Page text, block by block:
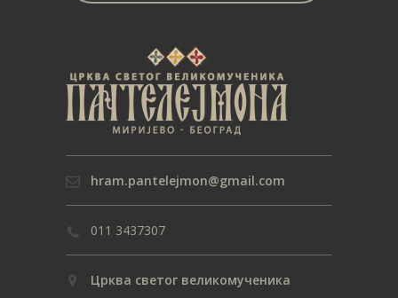
hram.pantelejmon@gmail.com
011 3437307
Црква светог великомученика